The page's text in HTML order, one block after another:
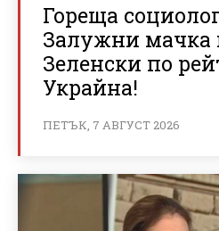
Гореща
Залужни
Зеленски по
Украйна!
ПЕТЪК, 7 АВГУСТ 2026